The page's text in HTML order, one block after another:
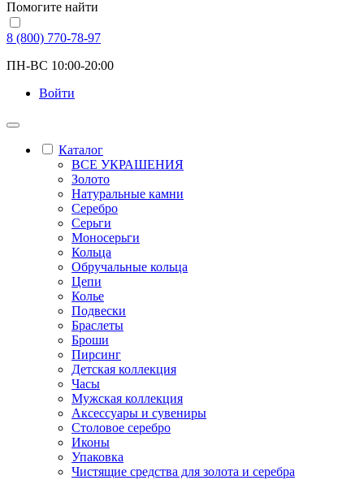
Помогите найти
8 (800) 770-78-97
ПН-ВС 10:00-20:00
Войти
Каталог
ВСЕ УКРАШЕНИЯ
Золото
Натуральные камни
Серебро
Серьги
Моносерьги
Кольца
Обручальные кольца
Цепи
Колье
Подвески
Браслеты
Броши
Пирсинг
Детская коллекция
Часы
Мужская коллекция
Аксессуары и сувениры
Столовое серебро
Иконы
Упаковка
Чистящие средства для золота и серебра